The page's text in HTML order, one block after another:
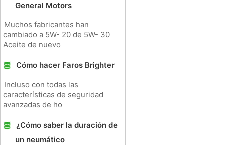
General Motors
Muchos fabricantes han
cambiado a 5W- 20 de 5W- 30
Aceite de nuevo
Cómo hacer Faros Brighter
Incluso con todas las
características de seguridad
avanzadas de ho
¿Cómo saber la duración de
un neumático